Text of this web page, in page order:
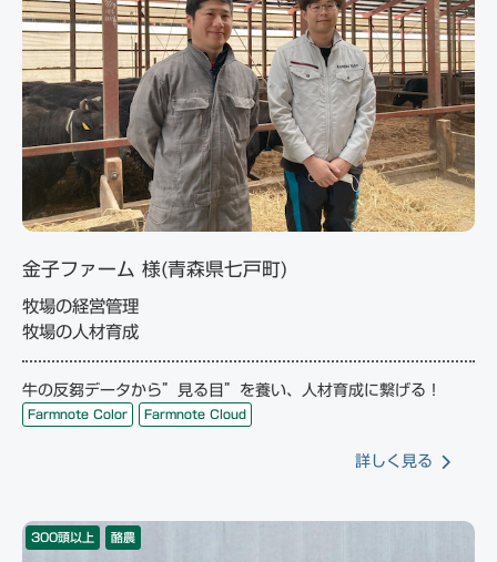
金子ファーム 様(青森県七戸町)
牧場の経営管理
牧場の人材育成
牛の反芻データから”見る目”を養い、人材育成に繋げる！
Farmnote Color Farmnote Cloud
詳しく見る
300頭以上 酪農